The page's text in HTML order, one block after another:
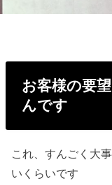
お客様の要
んです
これ、すんごく大
いくらいです